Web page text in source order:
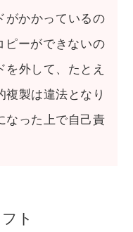
がかかっているの
ピーができないの
外して、たとえ
製は違法となり
なった上で自己責
ト